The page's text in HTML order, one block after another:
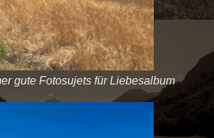
gute Fotosujets für Liebesalbum